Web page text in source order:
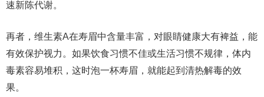
速新陈代谢。
再者，维生素A在寿眉中含量丰富，对眼睛健康大有裨益，能
有效保护视力。如果饮食习惯不佳或生活习惯不规律，体内
毒素容易堆积，这时泡一杯寿眉，就能起到清热解毒的效
果。